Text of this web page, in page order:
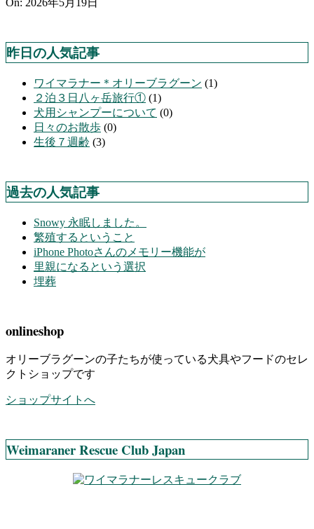
On: 2026年5月19日
昨日の人気記事
ワイマラナー＊オリーブラグーン (1)
２泊３日八ヶ岳旅行① (1)
犬用シャンプーについて (0)
日々のお散歩 (0)
生後７週齢 (3)
過去の人気記事
Snowy 永眠しました。
繁殖するということ
iPhone Photoさんのメモリー機能が
里親になるという選択
埋葬
onlineshop
オリーブラグーンの子たちが使っている犬具やフードのセレ
クトショップです
ショップサイトへ
Weimaraner Rescue Club Japan